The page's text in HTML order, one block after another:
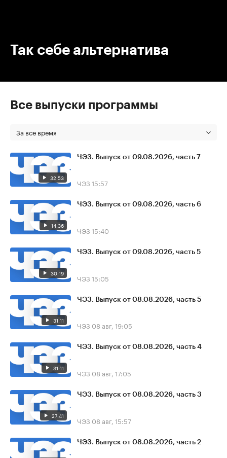
Так себе альтернатива
Все выпуски программы
За все время
32:53
ЧЭЗ. Выпуск от 09.08.2026, часть 7
ЧЭЗ 15:57
14:36
ЧЭЗ. Выпуск от 09.08.2026, часть 6
ЧЭЗ 15:40
30:19
ЧЭЗ. Выпуск от 09.08.2026, часть 5
ЧЭЗ 15:05
31:11
ЧЭЗ. Выпуск от 08.08.2026, часть 5
ЧЭЗ 08 авг, 19:05
31:11
ЧЭЗ. Выпуск от 08.08.2026, часть 4
ЧЭЗ 08 авг, 17:05
27:41
ЧЭЗ. Выпуск от 08.08.2026, часть 3
ЧЭЗ 08 авг, 15:57
ЧЭЗ. Выпуск от 08.08.2026, часть 2